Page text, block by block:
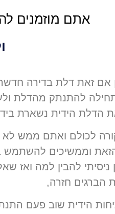
אתם מוזמנים
אם זאת דלת בדירה
להתנתק מהדלת
הדלת הידית נשארת
לכולם ואתם ממש
וממשיכים להשתמש
ניסיתי להבין למה ואז
הברגים חזרה,
הידית שוב פעם